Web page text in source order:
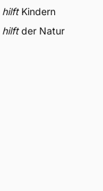
hilftKindern
hilftder Natur